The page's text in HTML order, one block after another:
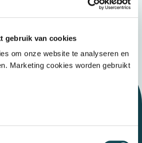
gebruik van cookies
om onze website te analyseren en
Marketing cookies worden gebruikt